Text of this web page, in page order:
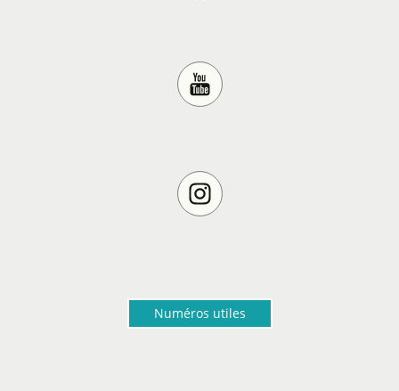
Numéros utiles